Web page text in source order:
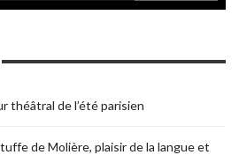
théâtral de l’été parisien
de Molière, plaisir de la langue et